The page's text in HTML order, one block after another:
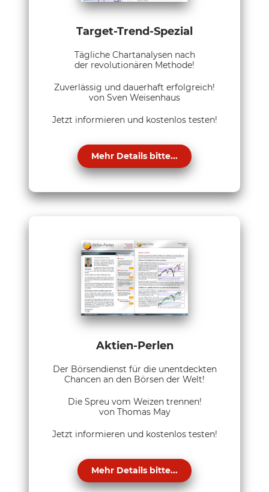
Target-Trend-Spezial
Tägliche Chartanalysen nach
der revolutionären Methode!
Zuverlässig und dauerhaft erfolgreich!
von Sven Weisenhaus
Jetzt informieren und kostenlos testen!
Mehr Details bitte...
Aktien-Perlen
Der Börsendienst für die unentdeckten
Chancen an den Börsen der Welt!
Die Spreu vom Weizen trennen!
von Thomas May
Jetzt informieren und kostenlos testen!
Mehr Details bitte...